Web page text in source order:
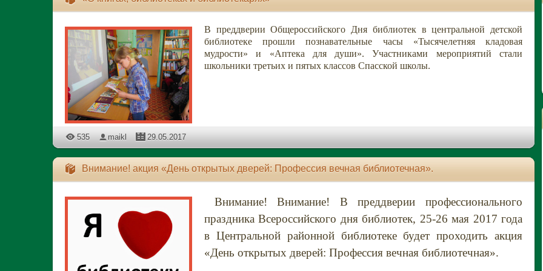
В преддверии Общероссийского Дня библиотек в центральной детской
библиотеке прошли познавательные часы «Тысячелетняя кладовая
мудрости» и «Аптека для души». Участниками мероприятий стали
школьники третьих и пятых классов Спасской школы.
535 maikl 29.05.2017
Внимание! акция «День открытых дверей: Профессия вечная библиотечная».
Внимание! Внимание! В преддверии профессионального
праздника Всероссийского дня библиотек, 25-26 мая 2017 года
в Центральной районной библиотеке будет проходить акция
«День открытых дверей: Профессия вечная библиотечная».